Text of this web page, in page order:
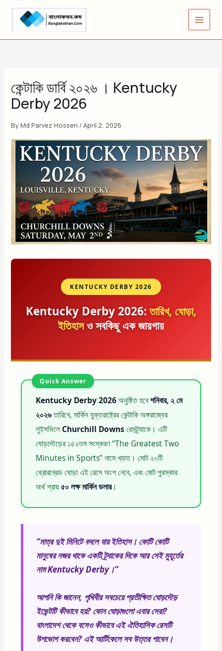
Skip
content
কেন্টাকি ডার্বি ২০২৬ । Kentucky
Derby 2026
By Md Parvez Hossen /April 2, 2026
KENTUCKY DERBY 2026
Kentucky Derby 2026:তারিখ, ঘোড়া,
ইতিহাসও সবকিছু এক জায়গায়
Kentucky Derby 2026অনুষ্ঠিত হবেশনিবার, ২ মে
২০২৬তারিখে, মার্কিন যুক্তরাষ্ট্রের কেন্টাকি অঙ্গরাজ্যের
লুইসভিলে Churchill Downs রেসট্র্যাকে। এটি
ঘোড়দৌড়ের ১৫২তম সংস্করণ “The Greatest Two
Minutes in Sports” নামে খ্যাত। মোট ২০টি
থ্রোরব্রেড ঘোড়া এই রেসে অংশ নেবে, এবং মোট পুরস্কার
অর্থ প্রায়৫০ লক্ষ মার্কিন ডলার।
“মাত্র দুই মিনিটে বদলে যায় ইতিহাস। কোটি কোটি
মানুষের নজর থাকে একটি ট্র্যাকের দিকে আর সেই মুহূর্তের
নাম Kentucky Derby।”
আপনি কি জানেন, পৃথিবীর সবচেয়ে প্রতীক্ষিত ঘোড়দৌড়
ইভেন্টটি কীভাবে হয়? কোন ঘোড়াগুলো এবার সেরা?
বাংলাদেশ থেকে বসেও কীভাবে এই ঐতিহাসিক রেসটি
উপভোগ করবেন? এই আর্টিকেলে সব উত্তর পাবেন।